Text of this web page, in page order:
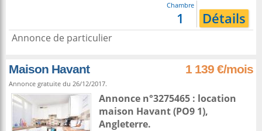
Chambre
1 Détails
Annonce de particulier
Maison Havant 1 139 €/mois
Annonce gratuite du 26/12/2017.
Annonce n°3275465 : location
maison Havant(PO9 1),
Angleterre.